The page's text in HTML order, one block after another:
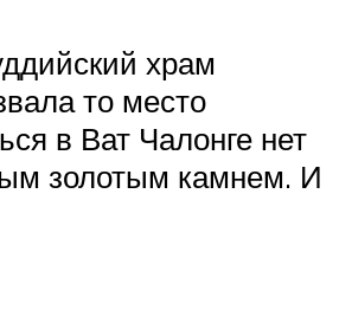
храм
то место
в Ват Чалонге нет
золотым камнем. И